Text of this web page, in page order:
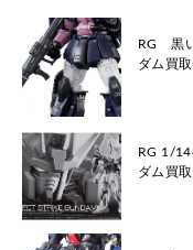
RG 黒
ダム買取
RG 1/
ダム買